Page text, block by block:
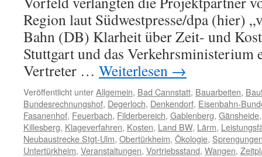
Region laut Südwestpresse/dpa (hier)
Bahn (DB) Klarheit über Zeit- und
Stuttgart und das Verkehrsministerium
Vertreter … Weiterlesen →
Veröffentlicht unterAllgemein, Bad Cannstatt, Bauarbeiten,
Bundesrechnungshof, Degerloch, Denkendorf, Eisenbahn-
Fasanenhof, Feuerbach, Filderbereich, Gablenberg, Gänsheide
Killesberg, Klageverfahren, Kosten, Land BW, Lärm,
Neubaustrecke Stgt-Ulm, Obertürkheim, Ökologie,
Untertürkheim, Veranstaltungen, Vortriebsstand, Wangen,